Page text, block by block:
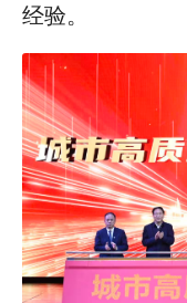
经验。